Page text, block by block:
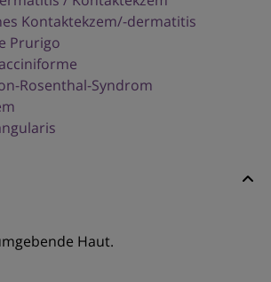
Kontaktekzem/-dermatitis
Prurigo
Rosenthal-Syndrom
Haut.